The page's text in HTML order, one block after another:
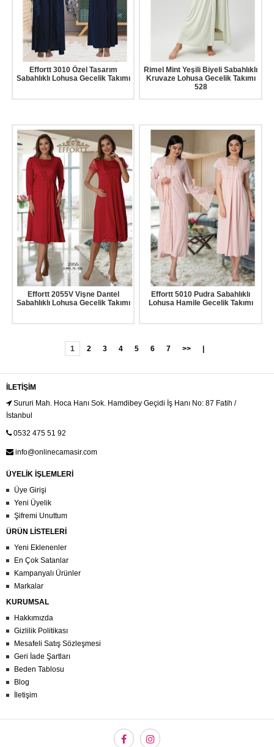
Effortt 3010 Özel Tasarım
Sabahlıklı Lohusa Gecelik Takımı
Rimel Mint Yeşili Biyeli Sabahlıklı
Kruvaze Lohusa Gecelik Takımı
528
Effortt 2055V Vişne Dantel
Sabahlıklı Lohusa Gecelik Takımı
Effortt 5010 Pudra Sabahlıklı
Lohusa Hamile Gecelik Takımı
1 2 3 4 5 6 7 >> |
İLETIŞIM
Sururi Mah. Hoca Hanı Sok. Hamdibey Geçidi İş Hanı No: 87 Fatih /
İstanbul
0532 475 51 92
info@onlinecamasir.com
ÜYELİK İŞLEMLERİ
Üye Girişi
Yeni Üyelik
Şifremi Unuttum
ÜRÜN LİSTELERİ
Yeni Eklenenler
En Çok Satanlar
Kampanyalı Ürünler
Markalar
KURUMSAL
Hakkımızda
Gizlilik Politikası
Mesafeli Satış Sözleşmesi
Geri İade Şartları
Beden Tablosu
Blog
İletişim